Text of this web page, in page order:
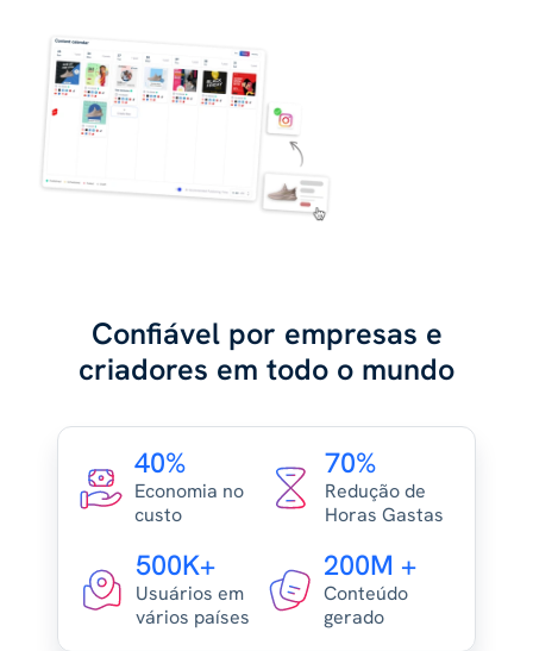
Confiável por empresas e
criadores em todo o mundo
40%
Economia no
custo
70%
Redução de
Horas Gastas
500K+
Usuários em
vários países
200M +
Conteúdo
gerado